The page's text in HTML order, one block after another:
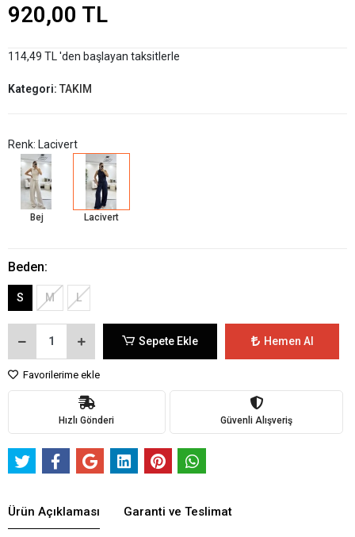
920,00 TL
114,49 TL 'den başlayan taksitlerle
Kategori: TAKIM
Renk: Lacivert
Bej Lacivert
Beden:
S M L
Sepete Ekle Hemen Al
Favorilerime ekle
Hızlı Gönderi Güvenli Alışveriş
Ürün Açıklaması Garanti ve Teslimat